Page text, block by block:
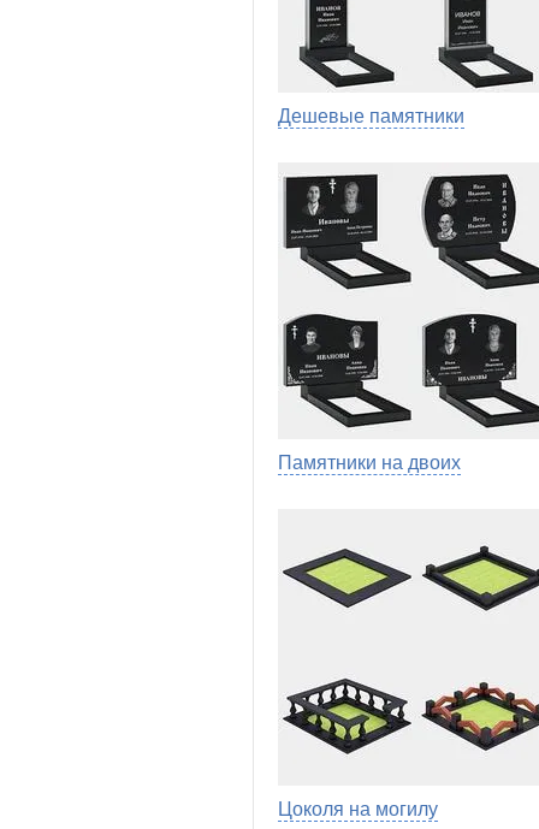
Дешевые памятники
Памятники на двоих
Цоколя на могилу